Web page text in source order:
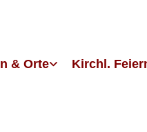
& Orte Kirchl.